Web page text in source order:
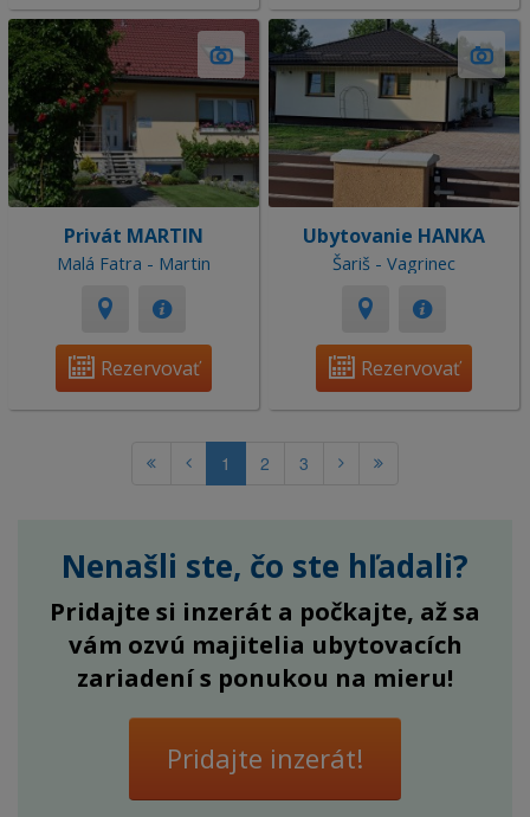
Privát MARTIN
Malá Fatra - Martin
Rezervovať
Ubytovanie HANKA
Šariš - Vagrinec
Rezervovať
1 2 3
Nenašli ste, čo ste hľadali?
Pridajte si inzerát a počkajte, až sa
vám ozvú majitelia ubytovacích
zariadení s ponukou na mieru!
Pridajte inzerát!